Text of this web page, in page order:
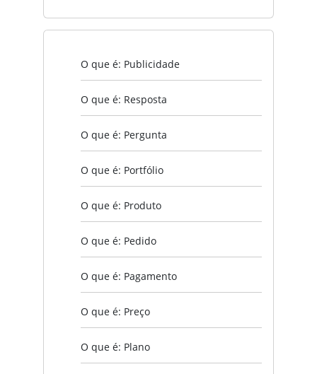
O que é: Publicidade
O que é: Resposta
O que é: Pergunta
O que é: Portfólio
O que é: Produto
O que é: Pedido
O que é: Pagamento
O que é: Preço
O que é: Plano